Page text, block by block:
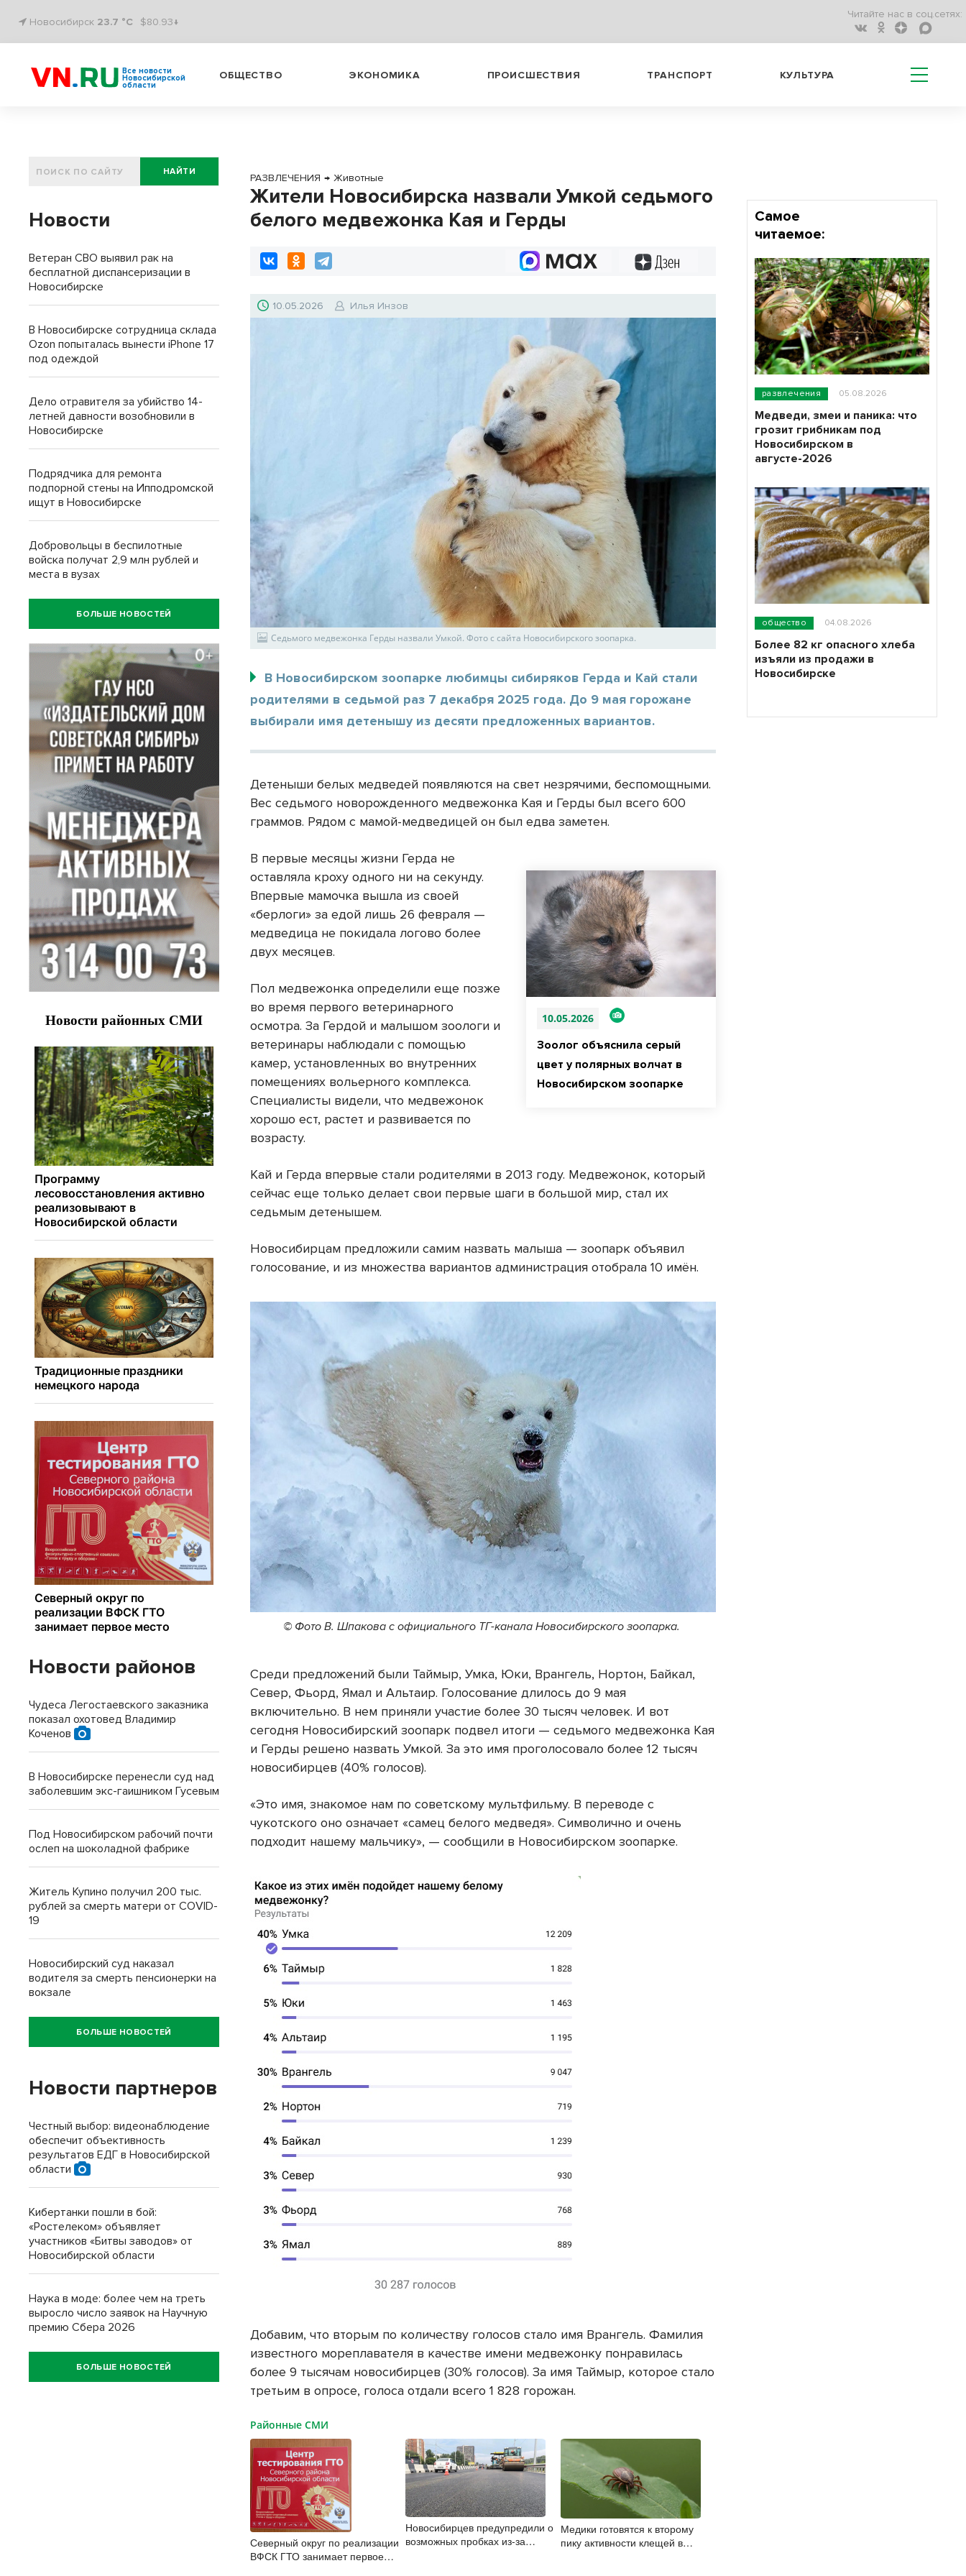
Новосибирск 23.7 °C $80.93↓
Читайте нас в соц.сетях:
Все новости
Новосибирской
области
ОБЩЕСТВО ЭКОНОМИКА ПРОИСШЕСТВИЯ ТРАНСПОРТ КУЛЬТУРА
РАЗВЛЕЧЕНИЯ → Животные
Жители Новосибирска назвали Умкой седьмого
белого медвежонка Кая и Герды
10.05.2026 Илья Инзов
Седьмого медвежонка Герды назвали Умкой. Фото с сайта Новосибирского зоопарка.
В Новосибирском зоопарке любимцы сибиряков Герда и Кай стали
родителями в седьмой раз 7 декабря 2025 года. До 9 мая горожане
выбирали имя детенышу из десяти предложенных вариантов.
Детеныши белых медведей появляются на свет незрячими, беспомощными.
Вес седьмого новорожденного медвежонка Кая и Герды был всего 600
граммов. Рядом с мамой-медведицей он был едва заметен.
10.05.2026
Зоолог объяснила серый
цвет у полярных волчат в
Новосибирском зоопарке
В первые месяцы жизни Герда не
оставляла кроху одного ни на секунду.
Впервые мамочка вышла из своей
«берлоги» за едой лишь 26 февраля —
медведица не покидала логово более
двух месяцев.
Пол медвежонка определили еще позже
во время первого ветеринарного
осмотра. За Гердой и малышом зоологи и
ветеринары наблюдали с помощью
камер, установленных во внутренних
помещениях вольерного комплекса.
Специалисты видели, что медвежонок
хорошо ест, растет и развивается по
возрасту.
Кай и Герда впервые стали родителями в 2013 году. Медвежонок, который
сейчас еще только делает свои первые шаги в большой мир, стал их
седьмым детенышем.
Новосибирцам предложили самим назвать малыша — зоопарк объявил
голосование, и из множества вариантов администрация отобрала 10 имён.
© Фото В. Шпакова с официального ТГ-канала Новосибирского зоопарка.
Среди предложений были Таймыр, Умка, Юки, Врангель, Нортон, Байкал,
Север, Фьорд, Ямал и Альтаир. Голосование длилось до 9 мая
включительно. В нем приняли участие более 30 тысяч человек. И вот
сегодня Новосибирский зоопарк подвел итоги — седьмого медвежонка Кая
и Герды решено назвать Умкой. За это имя проголосовало более 12 тысяч
новосибирцев (40% голосов).
«Это имя, знакомое нам по советскому мультфильму. В переводе с
чукотского оно означает «самец белого медведя». Символично и очень
подходит нашему мальчику», — сообщили в Новосибирском зоопарке.
Добавим, что вторым по количеству голосов стало имя Врангель. Фамилия
известного мореплавателя в качестве имени медвежонку понравилась
более 9 тысячам новосибирцев (30% голосов). За имя Таймыр, которое стало
третьим в опросе, голоса отдали всего 1 828 горожан.
Районные СМИ
Северный округ по реализации
ВФСК ГТО занимает первое
Новосибирцев предупредили о
возможных пробках из-за
Медики готовятся к второму
пику активности клещей в
НАЙТИ
Новости
Ветеран СВО выявил рак на
бесплатной диспансеризации в
Новосибирске
В Новосибирске сотрудница склада
Ozon попыталась вынести iPhone 17
под одеждой
Дело отравителя за убийство 14-
летней давности возобновили в
Новосибирске
Подрядчика для ремонта
подпорной стены на Ипподромской
ищут в Новосибирске
Добровольцы в беспилотные
войска получат 2,9 млн рублей и
места в вузах
БОЛЬШЕ НОВОСТЕЙ
Новости районов
Чудеса Легостаевского заказника
показал охотовед Владимир
Коченов
В Новосибирске перенесли суд над
заболевшим экс-гаишником Гусевым
Под Новосибирском рабочий почти
ослеп на шоколадной фабрике
Житель Купино получил 200 тыс.
рублей за смерть матери от COVID-
19
Новосибирский суд наказал
водителя за смерть пенсионерки на
вокзале
БОЛЬШЕ НОВОСТЕЙ
Новости партнеров
Честный выбор: видеонаблюдение
обеспечит объективность
результатов ЕДГ в Новосибирской
области
Кибертанки пошли в бой:
«Ростелеком» объявляет
участников «Битвы заводов» от
Новосибирской области
Наука в моде: более чем на треть
выросло число заявок на Научную
премию Сбера 2026
БОЛЬШЕ НОВОСТЕЙ
Самое
читаемое:
развлечения 05.08.2026
Медведи, змеи и паника: что
грозит грибникам под
Новосибирском в
августе-2026
общество 04.08.2026
Более 82 кг опасного хлеба
изъяли из продажи в
Новосибирске